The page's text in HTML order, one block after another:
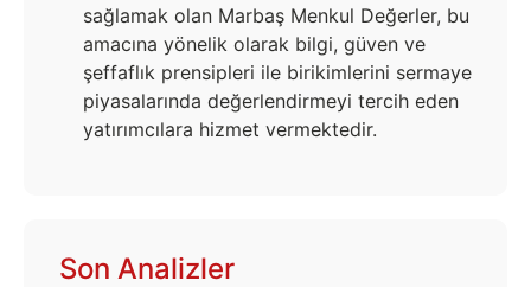
sağlamak olan Marbaş Menkul Değerler, bu
amacına yönelik olarak bilgi, güven ve
şeffaflık prensipleri ile birikimlerini sermaye
piyasalarında değerlendirmeyi tercih eden
yatırımcılara hizmet vermektedir.
Son Analizler